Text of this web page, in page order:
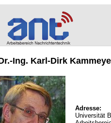
Ing. Karl-Dirk
Adresse:
Universität